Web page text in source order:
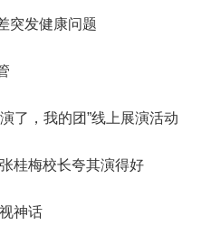
突发健康问题
了，我的团”线上展演活动
桂梅校长夸其演得好
神话